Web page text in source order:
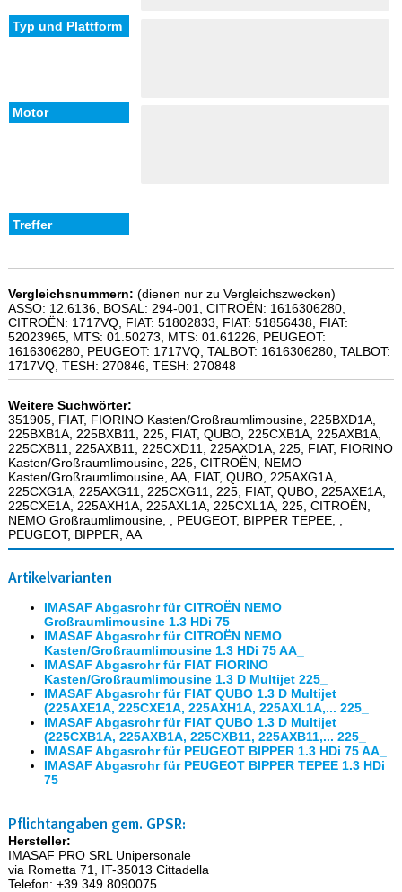
Vergleichsnummern: (dienen nur zu Vergleichszwecken)
ASSO: 12.6136, BOSAL: 294-001, CITROËN: 1616306280,
CITROËN: 1717VQ, FIAT: 51802833, FIAT: 51856438, FIAT:
52023965, MTS: 01.50273, MTS: 01.61226, PEUGEOT:
1616306280, PEUGEOT: 1717VQ, TALBOT: 1616306280, TALBOT:
1717VQ, TESH: 270846, TESH: 270848
Weitere Suchwörter:
351905, FIAT, FIORINO Kasten/Großraumlimousine, 225BXD1A,
225BXB1A, 225BXB11, 225, FIAT, QUBO, 225CXB1A, 225AXB1A,
225CXB11, 225AXB11, 225CXD11, 225AXD1A, 225, FIAT, FIORINO
Kasten/Großraumlimousine, 225, CITROËN, NEMO
Kasten/Großraumlimousine, AA, FIAT, QUBO, 225AXG1A,
225CXG1A, 225AXG11, 225CXG11, 225, FIAT, QUBO, 225AXE1A,
225CXE1A, 225AXH1A, 225AXL1A, 225CXL1A, 225, CITROËN,
NEMO Großraumlimousine, , PEUGEOT, BIPPER TEPEE, ,
PEUGEOT, BIPPER, AA
Artikelvarianten
IMASAF Abgasrohr für CITROËN NEMO
Großraumlimousine 1.3 HDi 75
IMASAF Abgasrohr für CITROËN NEMO
Kasten/Großraumlimousine 1.3 HDi 75 AA_
IMASAF Abgasrohr für FIAT FIORINO
Kasten/Großraumlimousine 1.3 D Multijet 225_
IMASAF Abgasrohr für FIAT QUBO 1.3 D Multijet
(225AXE1A, 225CXE1A, 225AXH1A, 225AXL1A,... 225_
IMASAF Abgasrohr für FIAT QUBO 1.3 D Multijet
(225CXB1A, 225AXB1A, 225CXB11, 225AXB11,... 225_
IMASAF Abgasrohr für PEUGEOT BIPPER 1.3 HDi 75 AA_
IMASAF Abgasrohr für PEUGEOT BIPPER TEPEE 1.3 HDi
75
Pflichtangaben gem. GPSR:
Hersteller:
IMASAF PRO SRL Unipersonale
via Rometta 71, IT-35013 Cittadella
Telefon: +39 349 8090075